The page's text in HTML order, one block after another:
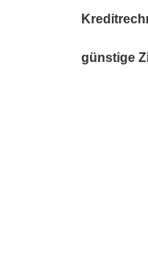
Main
günstige